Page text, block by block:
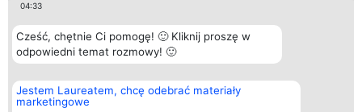
04:33
Cześć, chętnie Ci pomogę! 🙂 Kliknij proszę w
odpowiedni temat rozmowy! 🙂
Jestem Laureatem, chcę odebrać materiały
marketingowe
Organizator plebiscytu
Bright Side Solutions sp. z o.
o. sp. k.
Plebiscyt
Laureaci
Kontakt
Kontakt